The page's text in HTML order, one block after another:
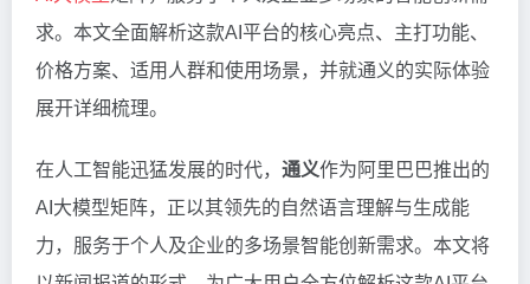
求。本文全面解析这款AI平台的核心亮点、主打功能、
价格方案、适用人群和使用场景，并就通义的实际体验
展开详细梳理。
在人工智能迅猛发展的时代， 通义作为阿里巴巴推出的
AI大模型矩阵，正以其领先的自然语言理解与生成能
力，服务于个人及企业的多场景智能创新需求。本文将